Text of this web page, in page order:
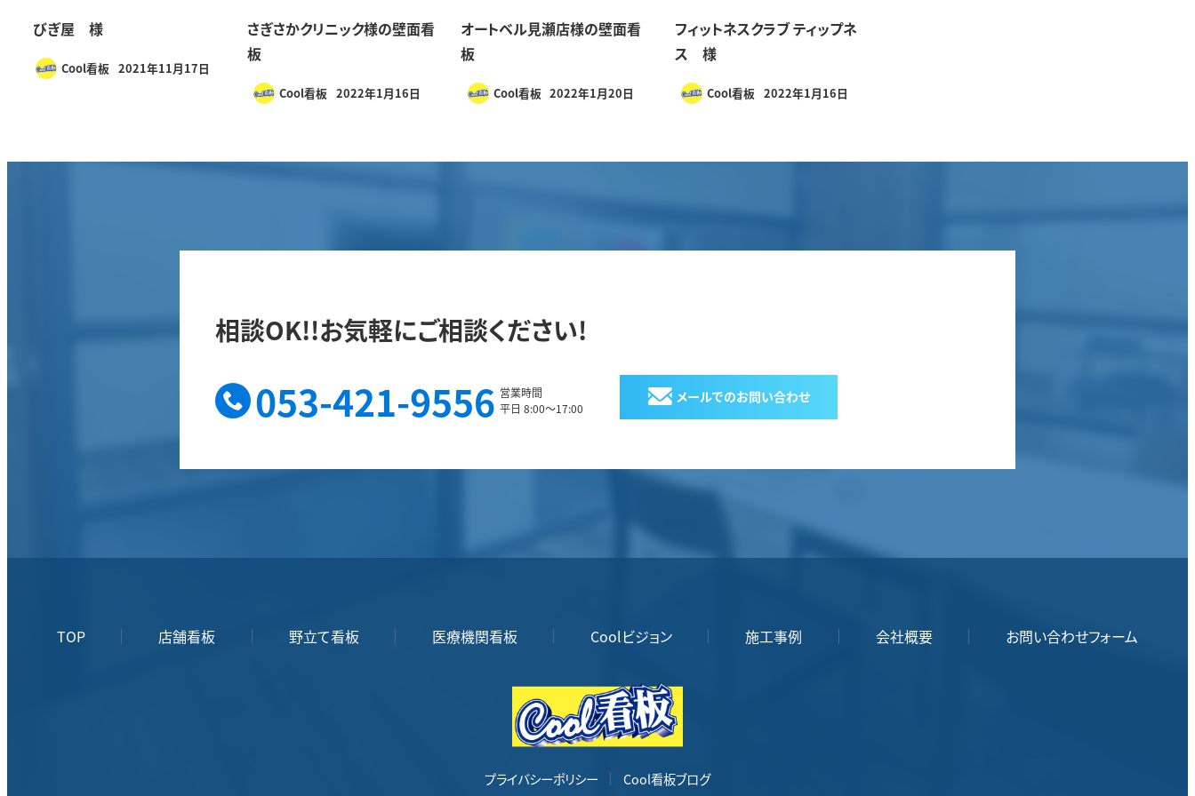
びぎ屋 様
Cool看板 2021年11月17日
さぎさかクリニック様の壁面看
板
Cool看板 2022年1月16日
オートベル見瀬店様の壁面看
板
Cool看板 2022年1月20日
フィットネスクラブ ティップネ
ス 様
Cool看板 2022年1月16日
相談OK!!お気軽にご相談ください!
053-421-9556 営業時間
平日 8:00～17:00
メールでのお問い合わせ
TOP 店舗看板 野立て看板 医療機関看板 Coolビジョン 施工事例 会社概要 お問い合わせフォーム
プライバシーポリシー Cool看板ブログ